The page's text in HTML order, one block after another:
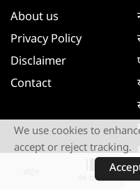
वेब स्टोरीज़
About us
Privacy Policy
Disclaimer
Contact
We use cookies to
accept or reject tracking.